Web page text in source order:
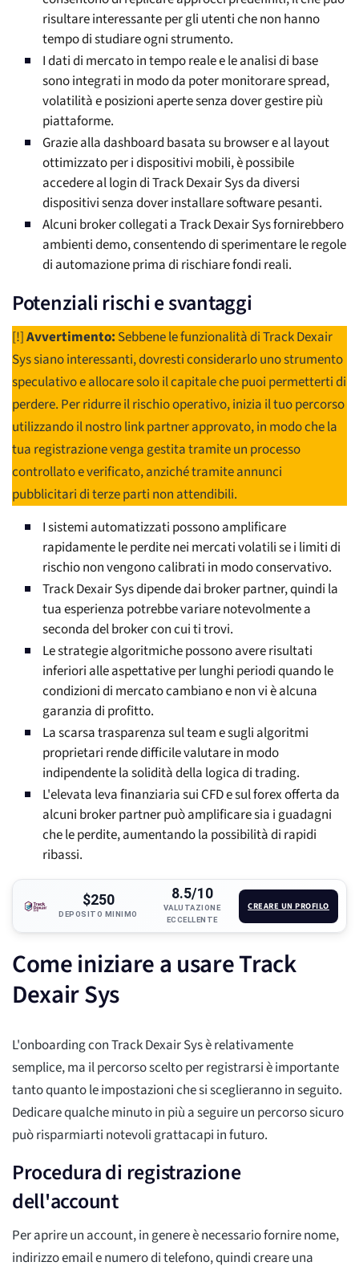
risultare interessante per gli utenti che non hanno
tempo di studiare ogni strumento.
I dati di mercato in tempo reale e le analisi di base
sono integrati in modo da poter monitorare spread,
volatilità e posizioni aperte senza dover gestire più
piattaforme.
Grazie alla dashboard basata su browser e al layout
ottimizzato per i dispositivi mobili, è possibile
accedere al login di Track Dexair Sys da diversi
dispositivi senza dover installare software pesanti.
Alcuni broker collegati a Track Dexair Sys fornirebbero
ambienti demo, consentendo di sperimentare le regole
di automazione prima di rischiare fondi reali.
Potenziali rischi e svantaggi
[!]Avvertimento: Sebbene le funzionalità di Track Dexair
Sys siano interessanti, dovresti considerarlo uno strumento
speculativo e allocare solo il capitale che puoi permetterti di
perdere. Per ridurre il rischio operativo, inizia il tuo percorso
utilizzando il nostro link partner approvato, in modo che la
tua registrazione venga gestita tramite un processo
controllato e verificato, anziché tramite annunci
pubblicitari di terze parti non attendibili.
I sistemi automatizzati possono amplificare
rapidamente le perdite nei mercati volatili se i limiti di
rischio non vengono calibrati in modo conservativo.
Track Dexair Sys dipende dai broker partner, quindi la
tua esperienza potrebbe variare notevolmente a
seconda del broker con cui ti trovi.
Le strategie algoritmiche possono avere risultati
inferiori alle aspettative per lunghi periodi quando le
condizioni di mercato cambiano e non vi è alcuna
garanzia di profitto.
La scarsa trasparenza sul team e sugli algoritmi
proprietari rende difficile valutare in modo
indipendente la solidità della logica di trading.
L'elevata leva finanziaria sui CFD e sul forex offerta da
alcuni broker partner può amplificare sia i guadagni
che le perdite, aumentando la possibilità di rapidi
ribassi.
$250
DEPOSITO MINIMO
8.5/10
VALUTAZIONE
ECCELLENTE
CREARE UN PROFILO
Come iniziare a usare Track
Dexair Sys
L'onboarding con Track Dexair Sys è relativamente
semplice, ma il percorso scelto per registrarsi è importante
tanto quanto le impostazioni che si sceglieranno in seguito.
Dedicare qualche minuto in più a seguire un percorso sicuro
può risparmiarti notevoli grattacapi in futuro.
Procedura di registrazione
dell'account
Per aprire un account, in genere è necessario fornire nome,
indirizzo email e numero di telefono, quindi creare una